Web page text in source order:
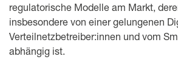
regulatorische Modelle am Markt,
insbesondere von einer gelungenen
Verteilnetzbetreiber:innen und vom
abhängig ist.